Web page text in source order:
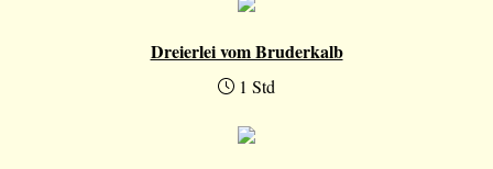
Dreierlei vom Bruderkalb
1 Std